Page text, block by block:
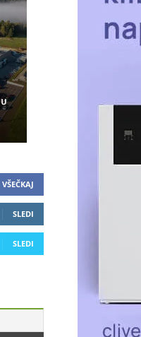
VŠEČKAJ
SLEDI
SLEDI